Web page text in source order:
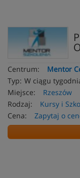
Centrum:
Mentor
Typ: W ciągu
Miejsce:
Rzeszów
Rodzaj:
Kursy i
Cena:
Zapytaj o